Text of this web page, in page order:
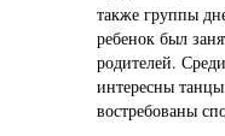
также группы
ребенок был
родителей.
интересны
востребованы